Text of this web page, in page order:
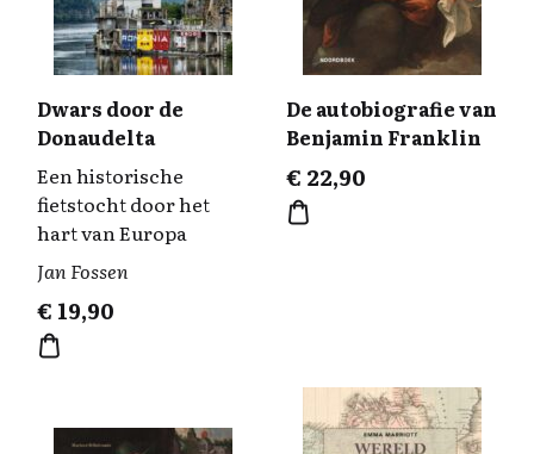
Dwars door de
Donaudelta
Een historische
fietstocht door het
hart van Europa
Jan Fossen
€ 19,90
De autobiografie van
Benjamin Franklin
€ 22,90